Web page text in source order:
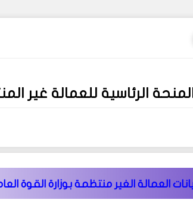
الرئاسية للعمالة غير
العمالة الغير منتظمة بوزارة القوة